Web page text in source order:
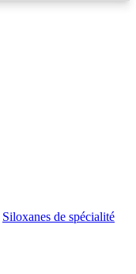
Siloxanes de spécialité